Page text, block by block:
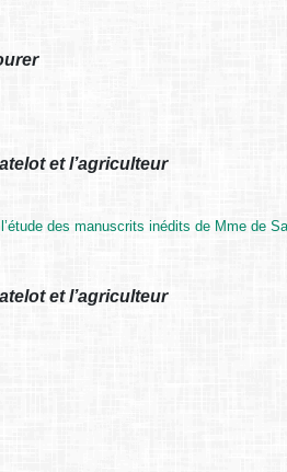
et l’agriculteur
des manuscrits inédits de Mme de
et l’agriculteur